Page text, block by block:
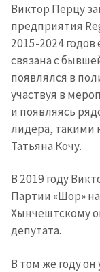
Виктор Перцу
предприятия
2015-2024
связана с
появлялся в
участвуя в
и появляясь
лидера, такими
Татьяна Кочу.
В 2019 году
Партии «Шор»
Хынчештскому
депутата.
В том же году он